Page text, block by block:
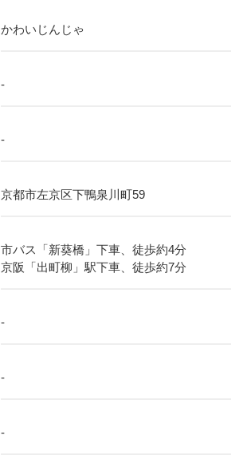
かわいじんじゃ
-
-
京都市左京区下鴨泉川町59
市バス「新葵橋」下車、徒歩約4分
京阪「出町柳」駅下車、徒歩約7分
-
-
-